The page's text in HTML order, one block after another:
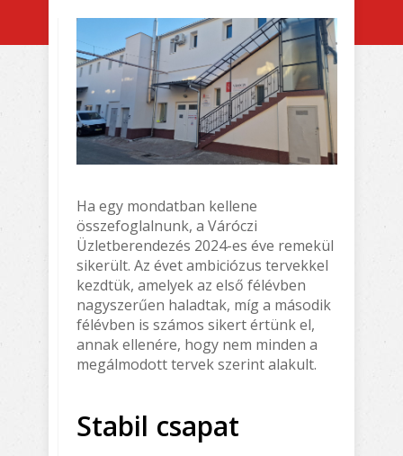
Ha egy mondatban kellene
összefoglalnunk, a Váróczi
Üzletberendezés 2024-es éve remekül
sikerült. Az évet ambiciózus tervekkel
kezdtük, amelyek az első félévben
nagyszerűen haladtak, míg a második
félévben is számos sikert értünk el,
annak ellenére, hogy nem minden a
megálmodott tervek szerint alakult.
Stabil csapat